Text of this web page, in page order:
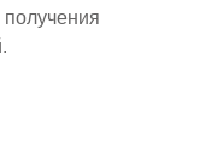
получения